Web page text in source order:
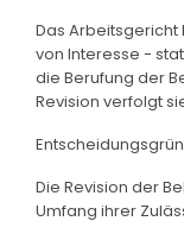
Das Arbeitsgericht
von Interesse -
die Berufung der
Revision verfolgt
Die Revision der
Umfang ihrer